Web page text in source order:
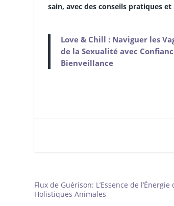
sain, avec des conseils pratiques
Love & Chill : Naviguer les
de la Sexualité avec
Bienveillance
Flux de Guérison: L’Essence de
Holistiques Animales